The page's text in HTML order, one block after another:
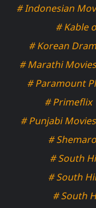
# Indonesian
# Kable
# Korean
# Marathi
# Paramount
# Primeflix
# Punjabi
#
# South
# South
# South